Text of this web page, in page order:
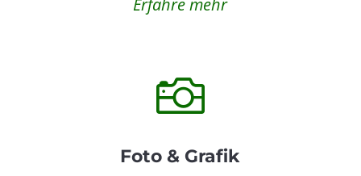
Erfahre mehr

Foto & Grafik